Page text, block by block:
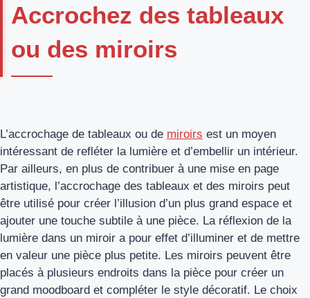
Accrochez des tableaux
ou des miroirs
L’accrochage de tableaux ou de miroirs est un moyen
intéressant de refléter la lumière et d’embellir un intérieur.
Par ailleurs, en plus de contribuer à une mise en page
artistique, l’accrochage des tableaux et des miroirs peut
être utilisé pour créer l’illusion d’un plus grand espace et
ajouter une touche subtile à une pièce. La réflexion de la
lumière dans un miroir a pour effet d’illuminer et de mettre
en valeur une pièce plus petite. Les miroirs peuvent être
placés à plusieurs endroits dans la pièce pour créer un
grand moodboard et compléter le style décoratif. Le choix